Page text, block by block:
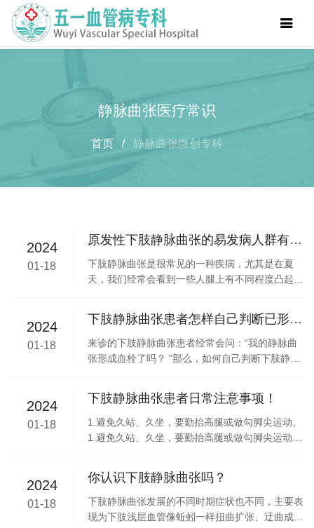
静脉曲张医疗常识
首页 / 静脉曲张微创专科
2024
01-18
原发性下肢静脉曲张的易发病人群有哪
些？
下肢静脉曲张是很常见的一种疾病，尤其是在夏
天，我们经常会看到一些人腿上有不同程度凸起的
家来告诉你。
2024
01-18
下肢静脉曲张患者怎样自己判断已形成
血栓！
来诊的下肢静脉曲张患者经常会问：“我的静脉曲
张形成血栓了吗？ ”那么，如何自己判断下肢静脉
2024
01-18
下肢静脉曲张患者日常注意事项！
1.避免久站、久坐，要勤抬高腿或做勾脚尖运动。
1.避免久站、久坐，要勤抬高腿或做勾脚尖运动。
2024
01-18
你认识下肢静脉曲张吗？
下肢静脉曲张发展的不同时期症状也不同，主要表
现为下肢浅层血管像蚯蚓一样扭曲扩张、迂曲成团